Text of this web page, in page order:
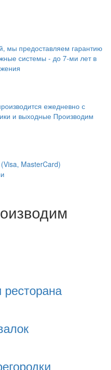
мы предоставляем гарантию
системы - до 7-ми лет в
ежедневно с
и выходные Производим
MasterCard)